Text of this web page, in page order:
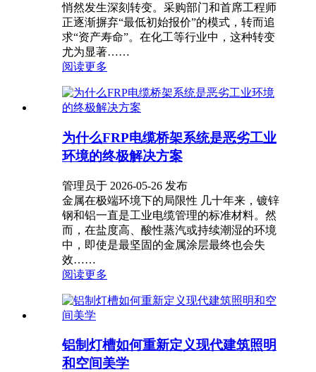
悄然发生深刻转变。采购部门和首席工程师
正逐渐摒弃“最低初始报价”的模式，转而追
求“资产寿命”。在化工等行业中，这种转变
尤为显著……
阅读更多
为什么FRP电缆桥架系统是恶劣工业
环境的终极解决方案
管理员于 2026-05-26 发布
金属在极端环境下的局限性 几十年来，镀锌
钢和铝一直是工业电缆管理的标准材料。然
而，在盐度高、酸性蒸汽或持续潮湿的环境
中，即使是最坚固的金属涂层最终也会失
效……
阅读更多
铝制灯槽如何重新定义现代建筑照明
和空间美学